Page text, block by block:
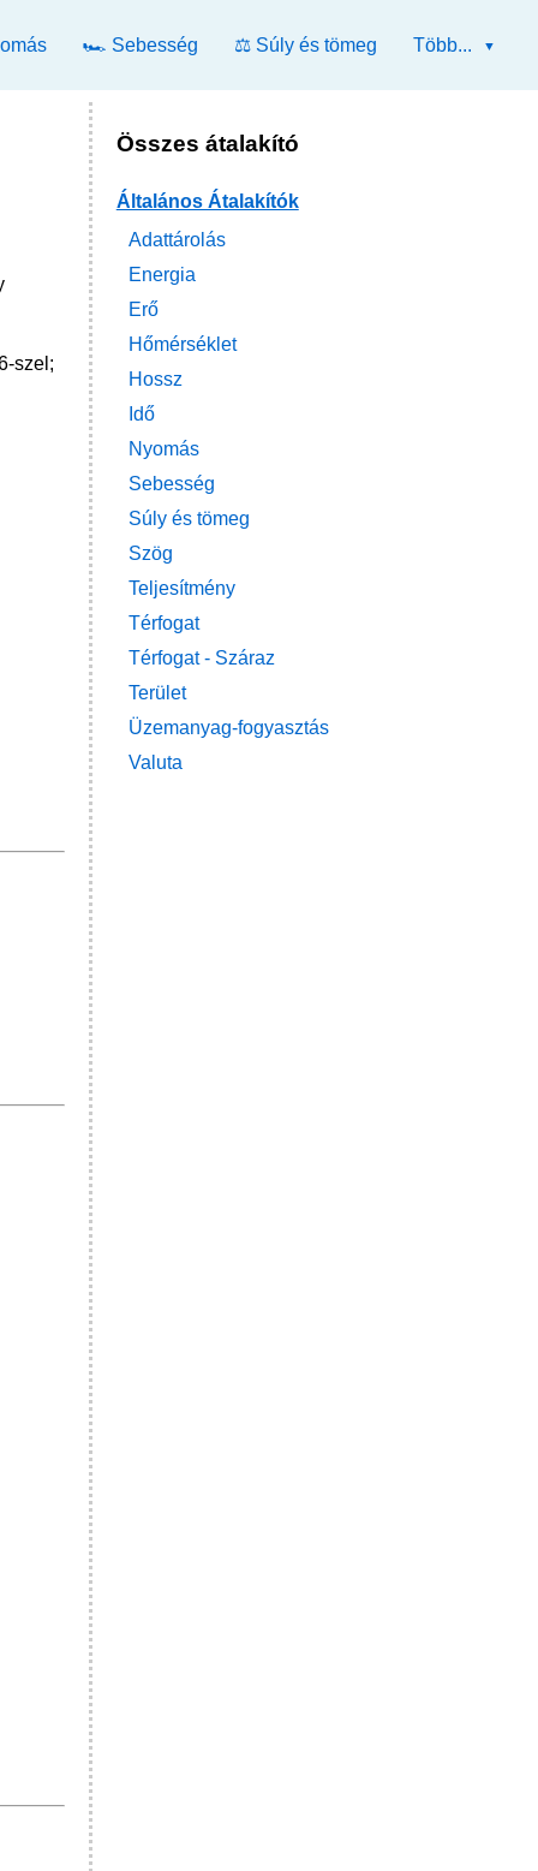
🏎️ Sebesség ⚖️ Súly és tömeg Több...
szel;
Összes átalakító
Általános Átalakítók
Adattárolás
Energia
Erő
Hőmérséklet
Hossz
Idő
Nyomás
Sebesség
Súly és tömeg
Szög
Teljesítmény
Térfogat
Térfogat - Száraz
Terület
Üzemanyag-fogyasztás
Valuta